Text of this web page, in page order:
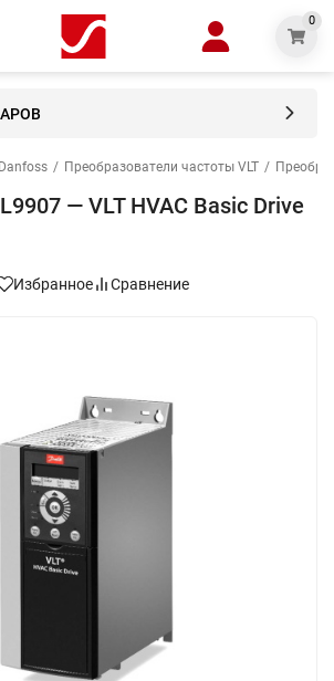
0
/ Преобразователи частоты VLT /
— VLT HVAC Basic Drive
Избранное Сравнение